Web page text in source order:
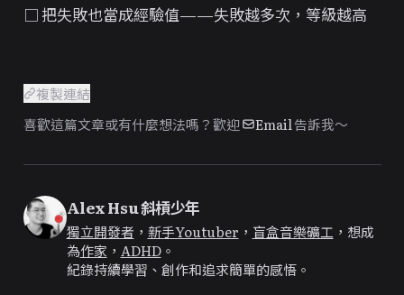
□ 把失敗也當成經驗值——失敗越多次，等級越高
複製連結
喜歡這篇文章或有什麼想法嗎？歡迎
Email告訴我～
Alex Hsu 斜槓少年
獨立開發者 ， 新手Youtuber ， 盲盒音樂礦工 ，想成
為作家 ， ADHD。
紀錄持續學習、創作和追求簡單的感悟。